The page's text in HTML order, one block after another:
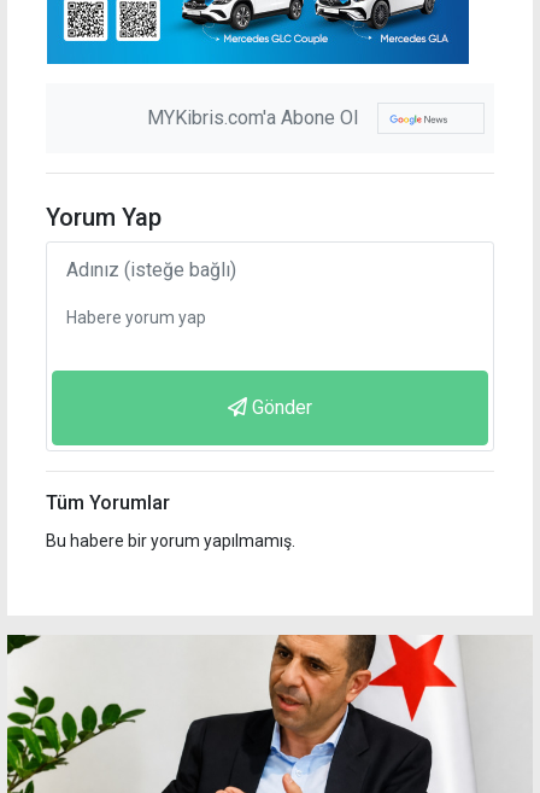
MYKibris.com'a Abone Ol
Yorum Yap
Gönder
Tüm Yorumlar
Bu habere bir yorum yapılmamış.